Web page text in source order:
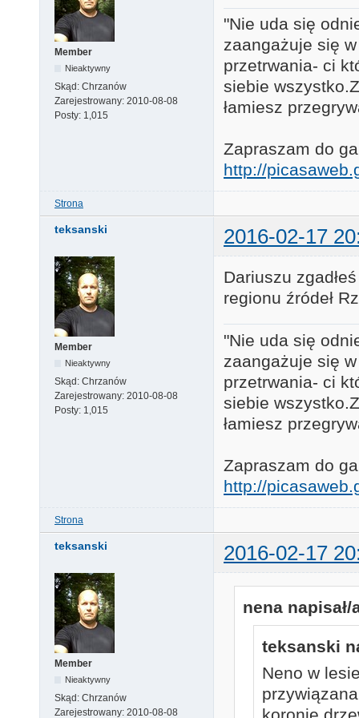
Member
Nieaktywny
Skąd: Chrzanów
Zarejestrowany: 2010-08-08
Posty: 1,015
"Nie uda się
zaangażuje się
przetrwania- ci
siebie
łamiesz
Zapraszam do
http://
Strona
teksanski 2016-02-17
Member
Nieaktywny
Skąd: Chrzanów
Zarejestrowany: 2010-08-08
Posty: 1,015
Dariuszu
regionu źródeł
"Nie uda się
zaangażuje się
przetrwania- ci
siebie
łamiesz
Zapraszam do
http://
Strona
teksanski 2016-02-17
Member
Nieaktywny
Skąd: Chrzanów
Zarejestrowany: 2010-08-08
nena napisał/
teksanski
Neno w
koronie